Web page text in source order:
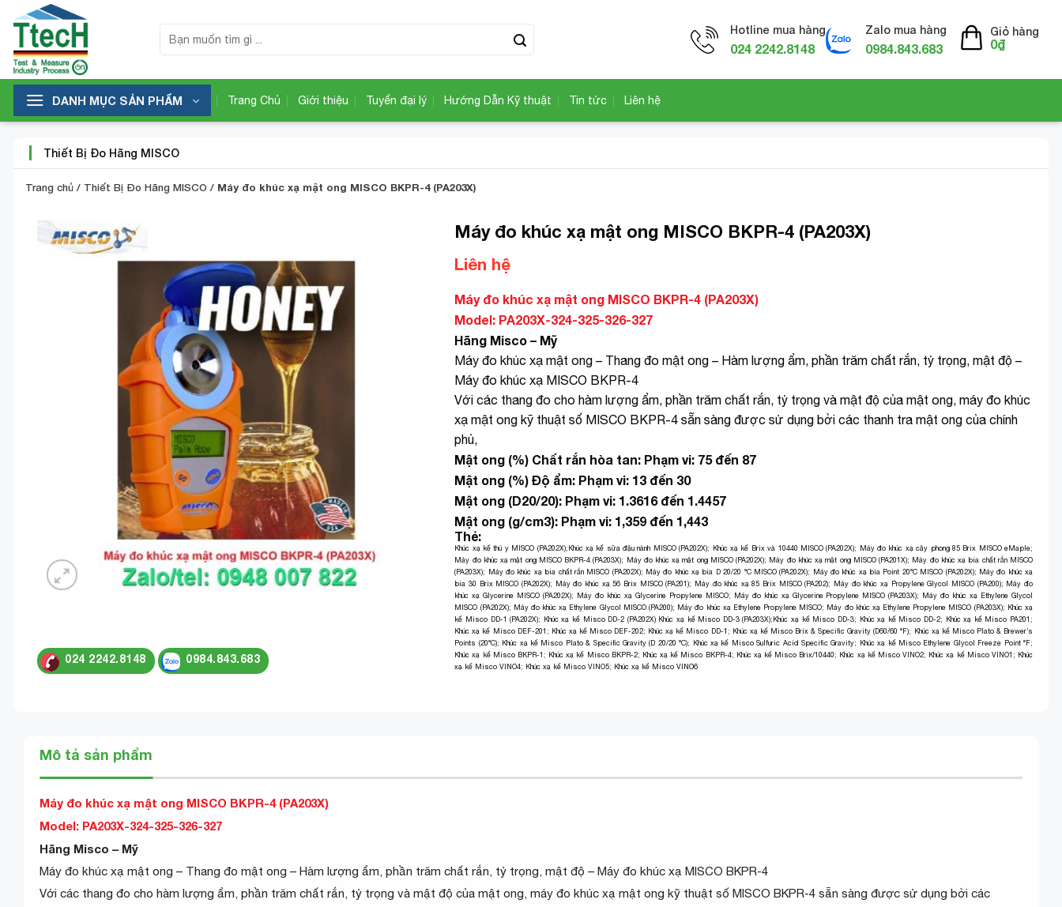
qua
nội
dung
kiếm:
Hotline mua hàng
024 2242.8148
Zalo mua hàng
0984.843.683
Giỏ hàng
0₫
DANH MỤC SẢN PHẨM Trang Chủ Giới thiệu Tuyển đại lý Hướng Dẫn Kỹ thuật Tin tức Liên hệ
Thiết Bị Đo Hãng MISCO
Trang chủ / Thiết Bị Đo Hãng MISCO / Máy đo khúc xạ mật ong MISCO BKPR-4 (PA203X)
024 2242.8148 0984.843.683
Máy đo khúc xạ mật ong MISCO BKPR-4 (PA203X)
Liên hệ
Máy đo khúc xạ mật ong MISCO BKPR-4 (PA203X)
Model: PA203X-324-325-326-327
Hãng Misco – Mỹ
Máy đo khúc xạ mật ong – Thang đo mật ong – Hàm lượng ẩm, phần trăm chất rắn, tỷ trọng, mật độ –
Máy đo khúc xạ MISCO BKPR-4
Với các thang đo cho hàm lượng ẩm, phần trăm chất rắn, tỷ trọng và mật độ của mật ong, máy đo khúc
xạ mật ong kỹ thuật số MISCO BKPR-4 sẵn sàng được sử dụng bởi các thanh tra mật ong của chính
phủ,
Mật ong (%) Chất rắn hòa tan: Phạm vi: 75 đến 87
Mật ong (%) Độ ẩm: Phạm vi: 13 đến 30
Mật ong (D20/20): Phạm vi: 1.3616 đến 1.4457
Mật ong (g/cm3): Phạm vi: 1,359 đến 1,443
Thẻ:
Khúc xạ kế thú y MISCO (PA202X);Khúc xạ kế sữa đậu nành MISCO (PA202X); Khúc xạ kế Brix và 10440 MISCO (PA202X); Máy đo khúc xạ cây phong 85 Brix MISCO eMaple;
Máy đo khúc xạ mật ong MISCO BKPR-4 (PA203X); Máy đo khúc xạ mật ong MISCO (PA202X); Máy đo khúc xạ mật ong MISCO (PA201X); Máy đo khúc xạ bia chất rắn MISCO
(PA203X); Máy đo khúc xạ bia chất rắn MISCO (PA202X); Máy đo khúc xạ bia D 20/20 °C MISCO (PA202X); Máy đo khúc xạ bia Point 20°C MISCO (PA202X); Máy đo khúc xạ
bia 30 Brix MISCO (PA202X); Máy đo khúc xạ 56 Brix MISCO (PA201); Máy đo khúc xạ 85 Brix MISCO (PA202); Máy đo khúc xạ Propylene Glycol MISCO (PA200); Máy đo
khúc xạ Glycerine MISCO (PA202X); Máy đo khúc xạ Glycerine Propylene MISCO; Máy đo khúc xạ Glycerine Propylene MISCO (PA203X); Máy đo khúc xạ Ethylene Glycol
MISCO (PA202X); Máy đo khúc xạ Ethylene Glycol MISCO (PA200); Máy đo khúc xạ Ethylene Propylene MISCO; Máy đo khúc xạ Ethylene Propylene MISCO (PA203X); Khúc xạ
kế Misco DD-1 (PA202X); Khúc xạ kế Misco DD-2 (PA202X) Khúc xạ kế Misco DD-3 (PA203X);Khúc xạ kế Misco DD-3; Khúc xạ kế Misco DD-2; Khúc xạ kế Misco PA201 ;
Khúc xạ kế Misco DEF-201 ; Khúc xạ kế Misco DEF-202; Khúc xạ kế Misco DD-1 ; Khúc xạ kế Misco Brix & Specific Gravity (D60/60 °F); Khúc xạ kế Misco Plato & Brewer’s
Points (20°C); Khúc xạ kế Misco Plato & Specific Gravity (D 20/20 °C); Khúc xạ kế Misco Sulfuric Acid Specific Gravity; Khúc xạ kế Misco Ethylene Glycol Freeze Point °F;
Khúc xạ kế Misco BKPR-1 ; Khúc xạ kế Misco BKPR-2; Khúc xạ kế Misco BKPR-4; Khúc xạ kế Misco Brix/10440; Khúc xạ kế Misco VINO2; Khúc xạ kế Misco VINO1 ; Khúc
xạ kế Misco VINO4; Khúc xạ kế Misco VINO5; Khúc xạ kế Misco VINO6
Mô tả sản phẩm
Máy đo khúc xạ mật ong MISCO BKPR-4 (PA203X)
Model: PA203X-324-325-326-327
Hãng Misco – Mỹ
Máy đo khúc xạ mật ong – Thang đo mật ong – Hàm lượng ẩm, phần trăm chất rắn, tỷ trọng, mật độ – Máy đo khúc xạ MISCO BKPR-4
Với các thang đo cho hàm lượng ẩm, phần trăm chất rắn, tỷ trọng và mật độ của mật ong, máy đo khúc xạ mật ong kỹ thuật số MISCO BKPR-4 sẵn sàng được sử dụng bởi các